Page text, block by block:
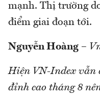
mạnh. Thị trường
điểm giai đoạn tới.
Nguyễn Hoàng –
Hiện VN-Index vẫn
đỉnh cao tháng 8